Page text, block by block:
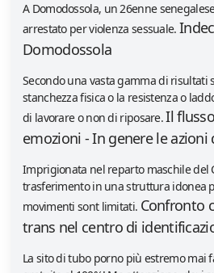
A Domodossola, un 26enne
arrestato per violenza sessuale.
Domodossola
Secondo una vasta gamma di risultati
stanchezza fisica o la resistenza o
di lavorare o non di riposare.Il
emozioni - In genere le azioni
Imprigionata nel reparto maschile del
trasferimento in una struttura idonea
movimenti sont limitati. Confronto
trans nel centro di
La sito di tubo porno più estremo mai